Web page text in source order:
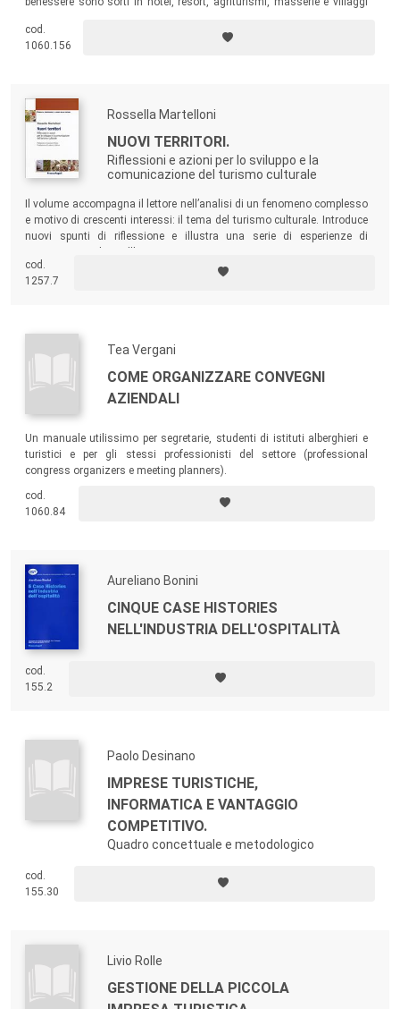
approfondimenti e suggerimenti, nella consapevolezza che lo sviluppo
di una spa può far da volano allo sviluppo di un intero territorio.
cod.
1060.156
Rossella Martelloni
NUOVI TERRITORI.
Riflessioni e azioni per lo sviluppo e la
comunicazione del turismo culturale
Il volume accompagna il lettore nell’analisi di un fenomeno complesso
e motivo di crescenti interessi: il tema del turismo culturale. Introduce
nuovi spunti di riflessione e illustra una serie di esperienze di
cod.
1257.7
Tea Vergani
COME ORGANIZZARE CONVEGNI
AZIENDALI
Un manuale utilissimo per segretarie, studenti di istituti alberghieri e
turistici e per gli stessi professionisti del settore (professional
congress organizers e meeting planners).
cod.
1060.84
Aureliano Bonini
CINQUE CASE HISTORIES
NELL'INDUSTRIA DELL'OSPITALITÀ
cod.
155.2
Paolo Desinano
IMPRESE TURISTICHE,
INFORMATICA E VANTAGGIO
COMPETITIVO.
Quadro concettuale e metodologico
cod.
155.30
Livio Rolle
GESTIONE DELLA PICCOLA